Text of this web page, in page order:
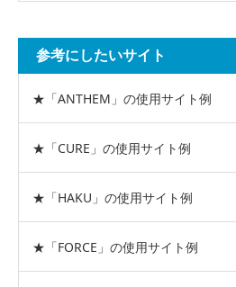
参考にしたいサイト
★「ANTHEM」の使用サイト例
★「CURE」の使用サイト例
★「HAKU」の使用サイト例
★「FORCE」の使用サイト例